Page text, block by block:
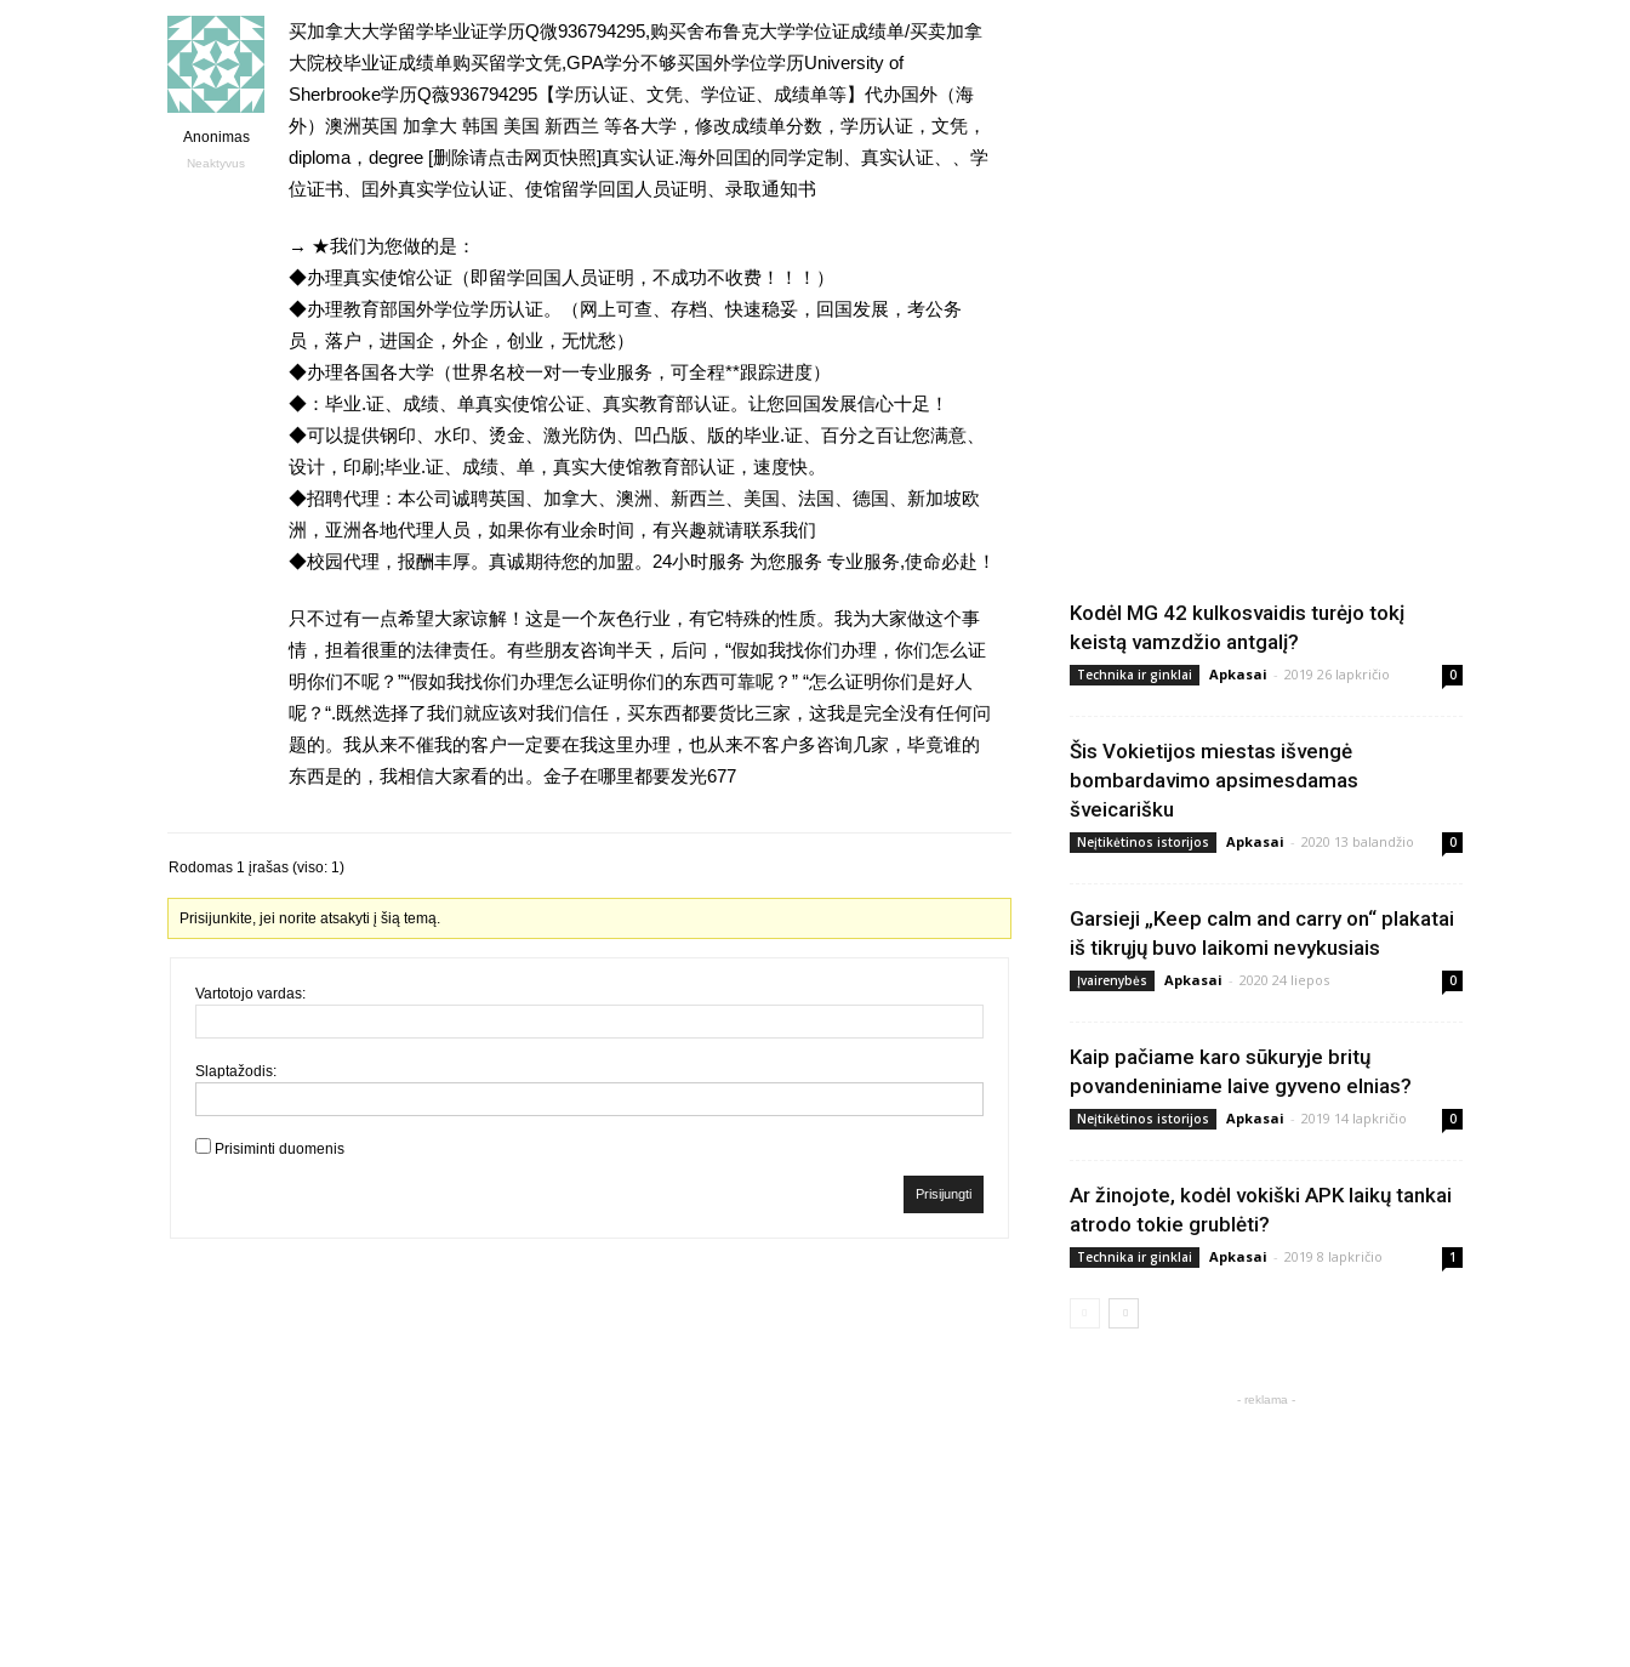
Anonimas
Neaktyvus
买加拿大大学留学毕业证学历Q微936794295,购买舍布鲁克大学学位证成绩单/买卖加拿
大院校毕业证成绩单购买留学文凭,GPA学分不够买国外学位学历University of
Sherbrooke学历Q薇936794295【学历认证、文凭、学位证、成绩单等】代办国外（海
外）澳洲英国 加拿大 韩国 美国 新西兰 等各大学，修改成绩单分数，学历认证，文凭，
diploma，degree [删除请点击网页快照]真实认证.海外回囯的同学定制、真实认证、、学
位证书、囯外真实学位认证、使馆留学回囯人员证明、录取通知书
→ ★我们为您做的是：
◆办理真实使馆公证（即留学回国人员证明，不成功不收费！！！）
◆办理教育部国外学位学历认证。（网上可查、存档、快速稳妥，回国发展，考公务
员，落户，进国企，外企，创业，无忧愁）
◆办理各国各大学（世界名校一对一专业服务，可全程**跟踪进度）
◆：毕业.证、成绩、单真实使馆公证、真实教育部认证。让您回国发展信心十足！
◆可以提供钢印、水印、烫金、激光防伪、凹凸版、版的毕业.证、百分之百让您满意、
设计，印刷;毕业.证、成绩、单，真实大使馆教育部认证，速度快。
◆招聘代理：本公司诚聘英国、加拿大、澳洲、新西兰、美国、法国、德国、新加坡欧
洲，亚洲各地代理人员，如果你有业余时间，有兴趣就请联系我们
◆校园代理，报酬丰厚。真诚期待您的加盟。24小时服务 为您服务 专业服务,使命必赴！
只不过有一点希望大家谅解！这是一个灰色行业，有它特殊的性质。我为大家做这个事
情，担着很重的法律责任。有些朋友咨询半天，后问，“假如我找你们办理，你们怎么证
明你们不呢？”“假如我找你们办理怎么证明你们的东西可靠呢？” “怎么证明你们是好人
呢？“.既然选择了我们就应该对我们信任，买东西都要货比三家，这我是完全没有任何问
题的。我从来不催我的客户一定要在我这里办理，也从来不客户多咨询几家，毕竟谁的
东西是的，我相信大家看的出。金子在哪里都要发光677
Rodomas 1 įrašas (viso: 1)
Prisijunkite, jei norite atsakyti į šią temą.
Vartotojo vardas:
Slaptažodis:
Prisiminti duomenis
Prisijungti
Kodėl MG 42 kulkosvaidis turėjo tokį
keistą vamzdžio antgalį?
Technika ir ginklai Apkasai - 2019 26 lapkričio 0
Šis Vokietijos miestas išvengė
bombardavimo apsimesdamas
šveicarišku
Neįtikėtinos istorijos Apkasai - 2020 13 balandžio 0
Garsieji „Keep calm and carry on“ plakatai
iš tikrųjų buvo laikomi nevykusiais
Įvairenybės Apkasai - 2020 24 liepos 0
Kaip pačiame karo sūkuryje britų
povandeniniame laive gyveno elnias?
Neįtikėtinos istorijos Apkasai - 2019 14 lapkričio 0
Ar žinojote, kodėl vokiški APK laikų tankai
atrodo tokie grublėti?
Technika ir ginklai Apkasai - 2019 8 lapkričio 1
- reklama -